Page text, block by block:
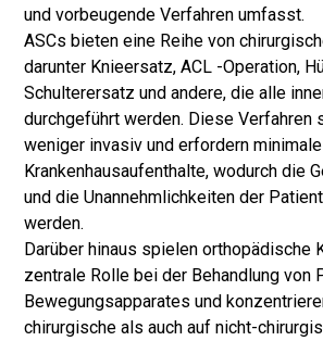
und vorbeugende Verfahren umfasst.
ASCs bieten eine Reihe von
darunter Knieersatz, ACL -Operation,
Schulterersatz und andere, die alle
durchgeführt werden. Diese Verfahren
weniger invasiv und erfordern
Krankenhausaufenthalte, wodurch die
und die Unannehmlichkeiten der
werden.
Darüber hinaus spielen orthopädische
zentrale Rolle bei der Behandlung von
Bewegungsapparates und
chirurgische als auch auf nicht-